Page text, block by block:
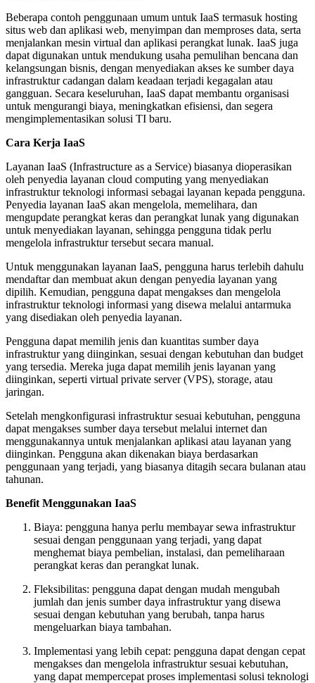
Beberapa contoh penggunaan umum untuk IaaS termasuk hosting
situs web dan aplikasi web, menyimpan dan memproses data, serta
menjalankan mesin virtual dan aplikasi perangkat lunak. IaaS juga
dapat digunakan untuk mendukung usaha pemulihan bencana dan
kelangsungan bisnis, dengan menyediakan akses ke sumber daya
infrastruktur cadangan dalam keadaan terjadi kegagalan atau
gangguan. Secara keseluruhan, IaaS dapat membantu organisasi
untuk mengurangi biaya, meningkatkan efisiensi, dan segera
mengimplementasikan solusi TI baru.
Cara Kerja IaaS
Layanan IaaS (Infrastructure as a Service) biasanya dioperasikan
oleh penyedia layanan cloud computing yang menyediakan
infrastruktur teknologi informasi sebagai layanan kepada pengguna.
Penyedia layanan IaaS akan mengelola, memelihara, dan
mengupdate perangkat keras dan perangkat lunak yang digunakan
untuk menyediakan layanan, sehingga pengguna tidak perlu
mengelola infrastruktur tersebut secara manual.
Untuk menggunakan layanan IaaS, pengguna harus terlebih dahulu
mendaftar dan membuat akun dengan penyedia layanan yang
dipilih. Kemudian, pengguna dapat mengakses dan mengelola
infrastruktur teknologi informasi yang disewa melalui antarmuka
yang disediakan oleh penyedia layanan.
Pengguna dapat memilih jenis dan kuantitas sumber daya
infrastruktur yang diinginkan, sesuai dengan kebutuhan dan budget
yang tersedia. Mereka juga dapat memilih jenis layanan yang
diinginkan, seperti virtual private server (VPS), storage, atau
jaringan.
Setelah mengkonfigurasi infrastruktur sesuai kebutuhan, pengguna
dapat mengakses sumber daya tersebut melalui internet dan
menggunakannya untuk menjalankan aplikasi atau layanan yang
diinginkan. Pengguna akan dikenakan biaya berdasarkan
penggunaan yang terjadi, yang biasanya ditagih secara bulanan atau
tahunan.
Benefit Menggunakan IaaS
Biaya: pengguna hanya perlu membayar sewa infrastruktur
sesuai dengan penggunaan yang terjadi, yang dapat
menghemat biaya pembelian, instalasi, dan pemeliharaan
perangkat keras dan perangkat lunak.
Fleksibilitas: pengguna dapat dengan mudah mengubah
jumlah dan jenis sumber daya infrastruktur yang disewa
sesuai dengan kebutuhan yang berubah, tanpa harus
mengeluarkan biaya tambahan.
Implementasi yang lebih cepat: pengguna dapat dengan cepat
mengakses dan mengelola infrastruktur sesuai kebutuhan,
yang dapat mempercepat proses implementasi solusi teknologi